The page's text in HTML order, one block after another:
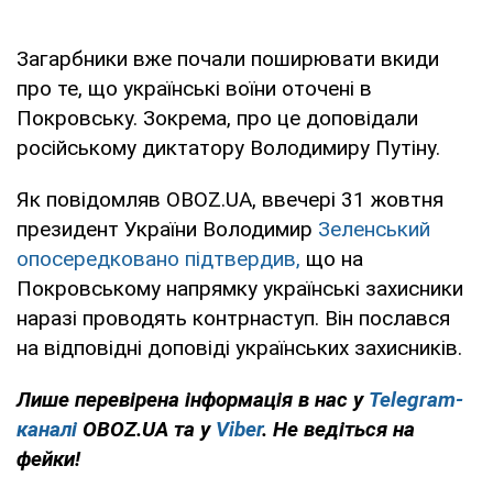
Загарбники вже почали поширювати вкиди
про те, що українські воїни оточені в
Покровську. Зокрема, про це доповідали
російському диктатору Володимиру Путіну.
Як повідомляв OBOZ.UA, ввечері 31 жовтня
президент України Володимир Зеленський
опосередковано підтвердив, що на
Покровському напрямку українські захисники
наразі проводять контрнаступ. Він послався
на відповідні доповіді українських захисників.
Лише перевірена інформація в нас у Telegram-
каналі OBOZ.UA та у Viber. Не ведіться на
фейки!